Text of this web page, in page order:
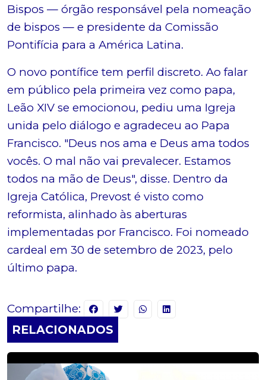
Bispos — órgão responsável pela nomeação
de bispos — e presidente da Comissão
Pontifícia para a América Latina.
O novo pontífice tem perfil discreto. Ao falar
em público pela primeira vez como papa,
Leão XIV se emocionou, pediu uma Igreja
unida pelo diálogo e agradeceu ao Papa
Francisco. "Deus nos ama e Deus ama todos
vocês. O mal não vai prevalecer. Estamos
todos na mão de Deus", disse. Dentro da
Igreja Católica, Prevost é visto como
reformista, alinhado às aberturas
implementadas por Francisco. Foi nomeado
cardeal em 30 de setembro de 2023, pelo
último papa.
Compartilhe:
RELACIONADOS